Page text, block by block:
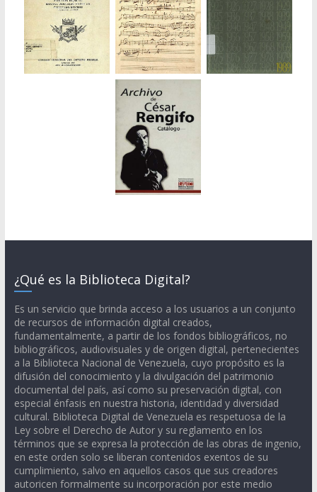
¿Qué es la Biblioteca Digital?
Es un servicio que brinda acceso a los usuarios a un conjunto
de recursos de información digital creados,
fundamentalmente, a partir de los fondos bibliográficos, no
bibliográficos, audiovisuales y de origen digital, pertenecientes
a la Biblioteca Nacional de Venezuela, cuyo propósito es la
difusión del conocimiento y la divulgación del patrimonio
documental del país, así como su preservación digital, con
especial énfasis en nuestra historia, identidad y diversidad
cultural. Biblioteca Digital de Venezuela es respetuosa de la
Ley sobre el Derecho de Autor y su reglamento en los
términos que se expresa la protección de las obras de ingenio,
en este orden solo se liberan contenidos exentos de su
cumplimiento, salvo en aquellos casos que sus creadores
autoricen formalmente su incorporación por este medio